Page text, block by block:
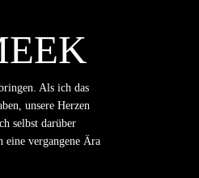
Als ich das
unsere Herzen
selbst darüber
eine vergangene Ära